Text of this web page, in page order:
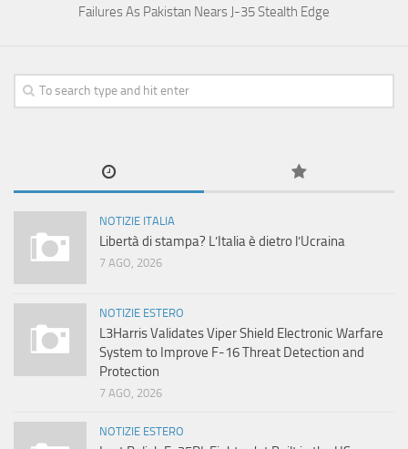
Failures As Pakistan Nears J-35 Stealth Edge
NOTIZIE ITALIA
Libertà di stampa? L’Italia è dietro l’Ucraina
7 AGO, 2026
NOTIZIE ESTERO
L3Harris Validates Viper Shield Electronic Warfare
System to Improve F-16 Threat Detection and
Protection
7 AGO, 2026
NOTIZIE ESTERO